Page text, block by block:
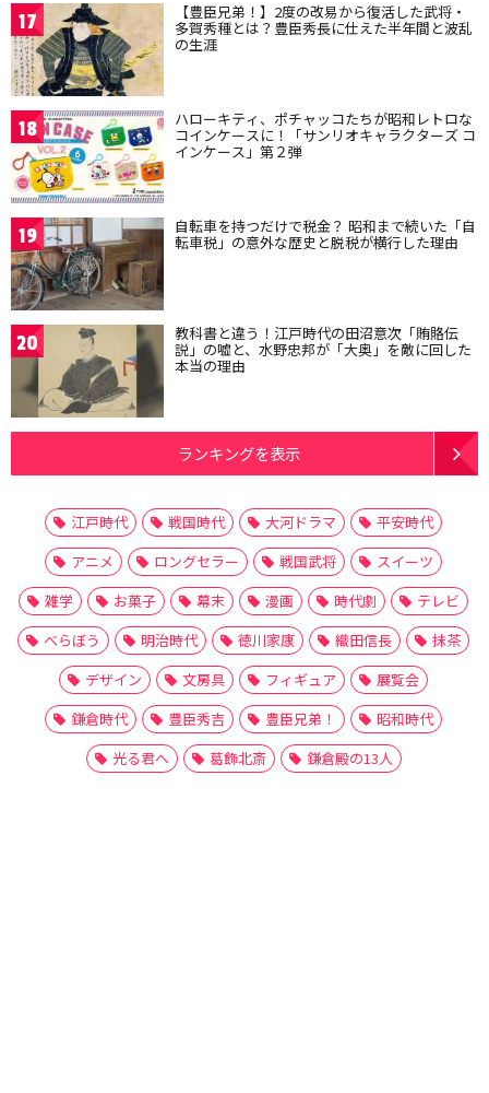
17 【豊臣兄弟！】2度の改易から復活した武将・
多賀秀種とは？豊臣秀長に仕えた半年間と波乱
の生涯
18 ハローキティ、ポチャッコたちが昭和レトロな
コインケースに！「サンリオキャラクターズ コ
インケース」第２弾
19 自転車を持つだけで税金？ 昭和まで続いた「自
転車税」の意外な歴史と脱税が横行した理由
20 教科書と違う！江戸時代の田沼意次「賄賂伝
説」の嘘と、水野忠邦が「大奥」を敵に回した
本当の理由
ランキングを表示
江戸時代 戦国時代 大河ドラマ
平安時代
アニメ
ロングセラー 戦国武将
スイーツ
雑学
お菓子 幕末 漫画 時代劇
テレビ
べらぼう
明治時代 徳川家康 織田信長
抹茶
デザイン
文房具 フィギュア
展覧会
鎌倉時代
豊臣秀吉 豊臣兄弟！
昭和時代
光る君へ
葛飾北斎 鎌倉殿の13人